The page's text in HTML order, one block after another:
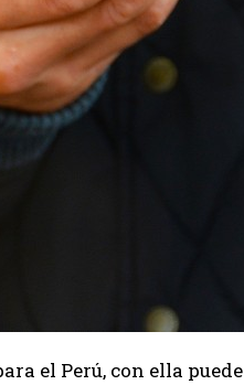
el Perú, con ella puede